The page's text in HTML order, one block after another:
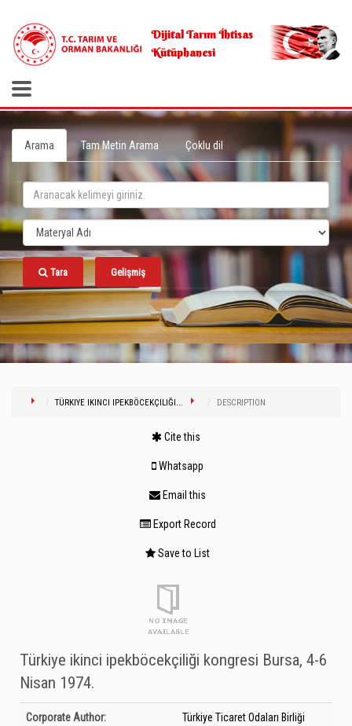
Dijital Tarım İhtisas
Kütüphanesi
Arama Tam Metin Arama Çoklu dil
Tara Gelişmiş
TÜRKIYE IKINCI IPEKBÖCEKÇILIĞI... DESCRIPTION
Cite this
Whatsapp
Email this
Export Record
Save to List
Türkiye ikinci ipekböcekçiliği kongresi Bursa, 4-6
Nisan 1974.
Bibliographic Details
Corporate Author:
Türkiye Ticaret Odaları Birliği